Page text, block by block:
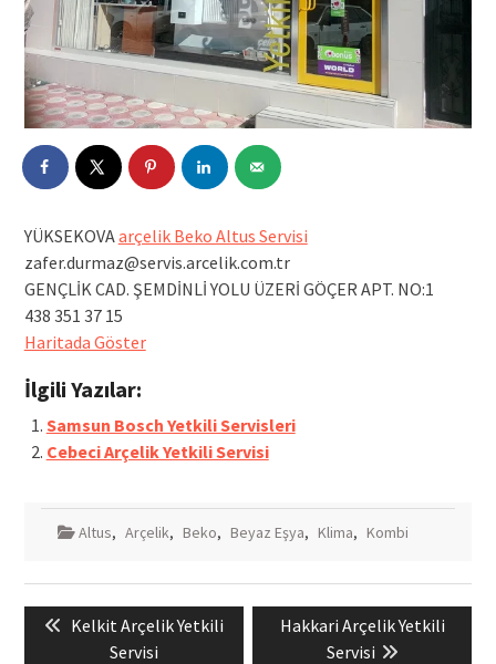
YÜKSEKOVAarçelik Beko Altus Servisi
zafer.durmaz@servis.arcelik.com.tr
GENÇLİK CAD. ŞEMDİNLİ YOLU ÜZERİ GÖÇER APT. NO:1
438 351 37 15
Haritada Göster
İlgili Yazılar:
Samsun Bosch Yetkili Servisleri
Cebeci Arçelik Yetkili Servisi
Altus, Arçelik, Beko, Beyaz Eşya, Klima, Kombi
gezinmesi
Previous
Kelkit Arçelik Yetkili
Servisi
Next
Hakkari Arçelik Yetkili
Servisi